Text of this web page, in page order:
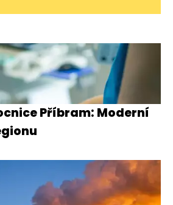
Příbram: Moderní